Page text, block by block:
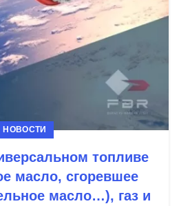
НОВОСТИ
топливе
масло, сгоревшее
масло…), газ и